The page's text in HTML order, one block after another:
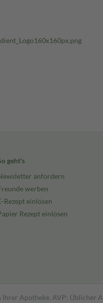
geht's
anfordern
werben
Rezept einlösen
Rezept einlösen
Apotheke. AVP: Üblicher